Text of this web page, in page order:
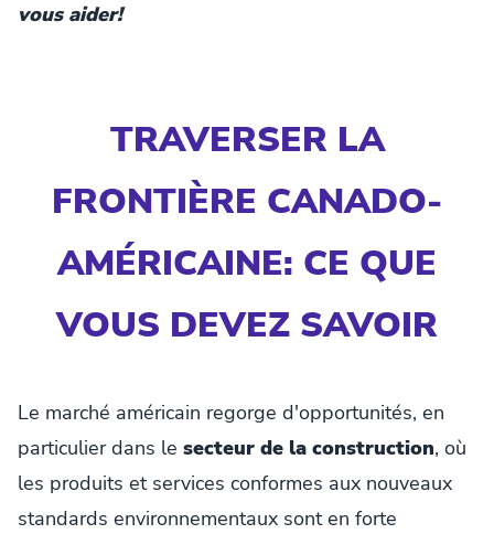
vous aider!
TRAVERSER LA
FRONTIÈRE CANADO-
AMÉRICAINE: CE QUE
VOUS DEVEZ SAVOIR
Le marché américain regorge d'opportunités, en
particulier dans le secteur de la construction, où
les produits et services conformes aux nouveaux
standards environnementaux sont en forte